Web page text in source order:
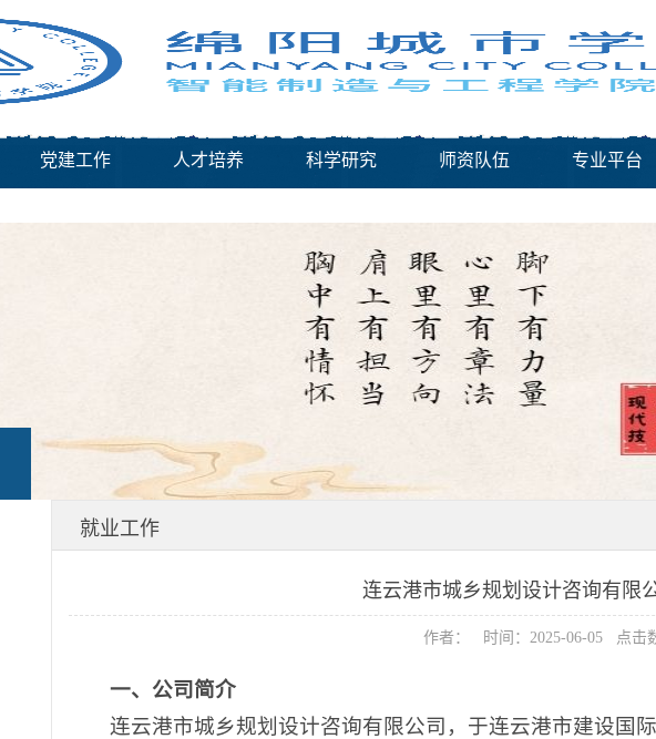
党建工作 人才培养 科学研究 师资队伍
专业平台
就业工作
连云港市城乡规划设计咨询有限
作者： 时间：2025-06-05 点击
一、公司简介
连云港市城乡规划设计咨询有限公司，于连云港市建设国